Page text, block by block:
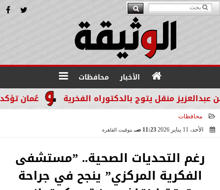
الأخبار محافظات
عُمان تؤكد التزامها يتوج بالدكتوراه الفخرية
محافظات
الأحد، 11 يناير 2026
11:23 صـ بتوقيت القاهرة
رغم التحديات الصحية.. ”مستشفى
الفكرية المركزي” ينجح في جراحة